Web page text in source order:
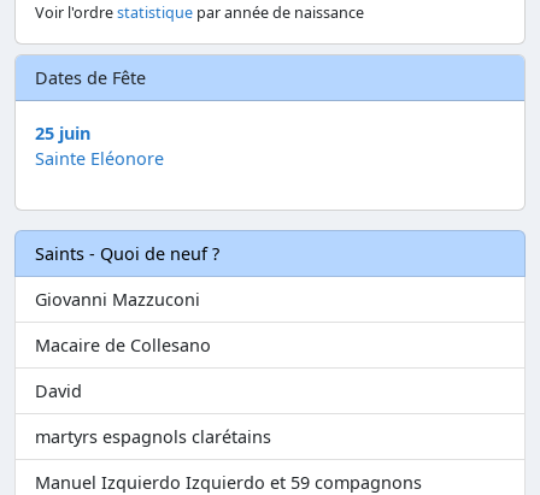
Voir l'ordrestatistique par année de naissance
Dates de Fête
25 juin
Sainte Eléonore
Saints - Quoi de neuf ?
Giovanni Mazzuconi
Macaire de Collesano
David
martyrs espagnols clarétains
Manuel Izquierdo Izquierdo et 59 compagnons